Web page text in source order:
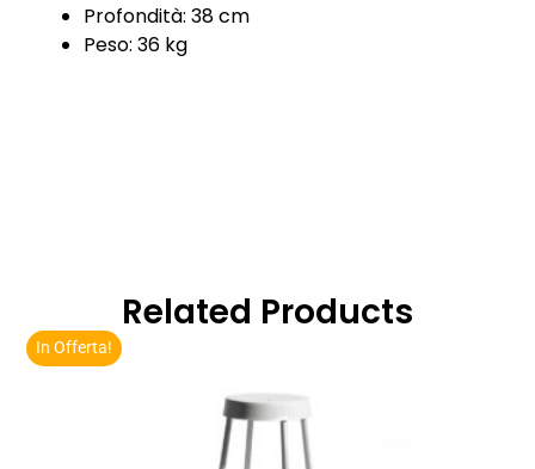
Profondità: 38 cm
Peso: 36 kg
Related Products
In Offerta!